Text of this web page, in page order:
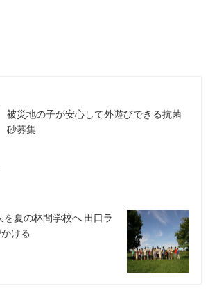
被災地の子が安心して外遊びできる抗菌
砂募集
夏の林間学校へ 田口ラ
ける